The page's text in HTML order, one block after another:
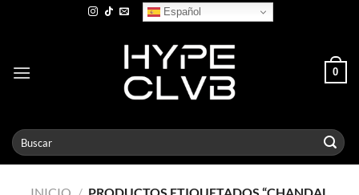
Español
0
Buscar
por: